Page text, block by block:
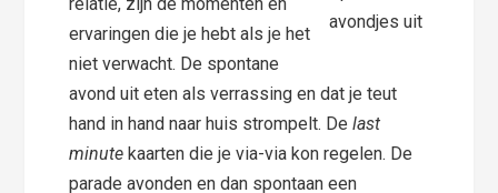
avondjes uit
relatie, zijn de momenten en
ervaringen die je hebt als je het
niet verwacht. De spontane
avond uit eten als verrassing en dat je teut
hand in hand naar huis strompelt. Delast
minute kaarten die je via-via kon regelen. De
parade avonden en dan spontaan een